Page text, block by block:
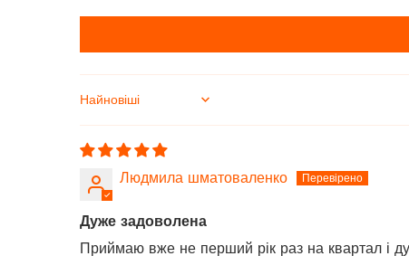
Sort by
Людмила шматоваленко
Дуже задоволена
Приймаю вже не перший рік раз на квартал і